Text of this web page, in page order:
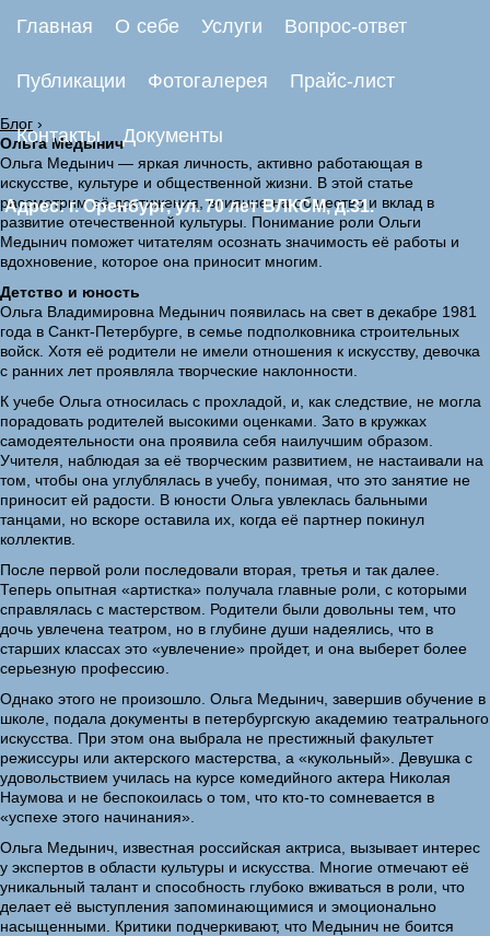
Главная О себе Услуги Вопрос-ответ
Публикации Фотогалерея Прайс-лист
Контакты Документы
Адрес: г. Оренбург, ул. 70 лет ВЛКСМ, д.31.
Блог ›
Ольга Медынич
Ольга Медынич — яркая личность, активно работающая в
искусстве, культуре и общественной жизни. В этой статье
рассмотрим её достижения, влияние на общество и вклад в
развитие отечественной культуры. Понимание роли Ольги
Медынич поможет читателям осознать значимость её работы и
вдохновение, которое она приносит многим.
Детство и юность
Ольга Владимировна Медынич появилась на свет в декабре 1981
года в Санкт-Петербурге, в семье подполковника строительных
войск. Хотя её родители не имели отношения к искусству, девочка
с ранних лет проявляла творческие наклонности.
К учебе Ольга относилась с прохладой, и, как следствие, не могла
порадовать родителей высокими оценками. Зато в кружках
самодеятельности она проявила себя наилучшим образом.
Учителя, наблюдая за её творческим развитием, не настаивали на
том, чтобы она углублялась в учебу, понимая, что это занятие не
приносит ей радости. В юности Ольга увлеклась бальными
танцами, но вскоре оставила их, когда её партнер покинул
коллектив.
После первой роли последовали вторая, третья и так далее.
Теперь опытная «артистка» получала главные роли, с которыми
справлялась с мастерством. Родители были довольны тем, что
дочь увлечена театром, но в глубине души надеялись, что в
старших классах это «увлечение» пройдет, и она выберет более
серьезную профессию.
Однако этого не произошло. Ольга Медынич, завершив обучение в
школе, подала документы в петербургскую академию театрального
искусства. При этом она выбрала не престижный факультет
режиссуры или актерского мастерства, а «кукольный». Девушка с
удовольствием училась на курсе комедийного актера Николая
Наумова и не беспокоилась о том, что кто-то сомневается в
«успехе этого начинания».
Ольга Медынич, известная российская актриса, вызывает интерес
у экспертов в области культуры и искусства. Многие отмечают её
уникальный талант и способность глубоко вживаться в роли, что
делает её выступления запоминающимися и эмоционально
насыщенными. Критики подчеркивают, что Медынич не боится